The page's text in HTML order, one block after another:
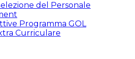
del Personale
Programma GOL
Curriculare